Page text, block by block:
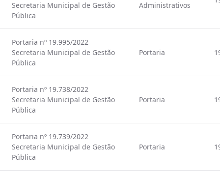
Secretaria Municipal de Gestão
Pública
Administrativos
Portaria nº 19.995/2022
Secretaria Municipal de Gestão
Pública
Portaria
Portaria nº 19.738/2022
Secretaria Municipal de Gestão
Pública
Portaria
Portaria nº 19.739/2022
Secretaria Municipal de Gestão
Pública
Portaria